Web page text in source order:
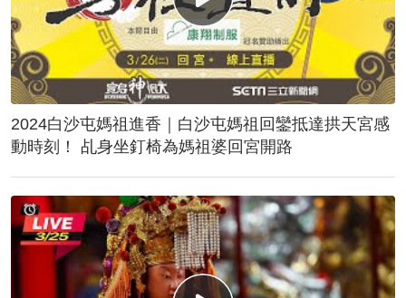
2024白沙屯媽祖進香｜白沙屯媽祖回鑾抵達拱天宮感
動時刻！ 乩身坐釘椅為媽祖婆回宮開路